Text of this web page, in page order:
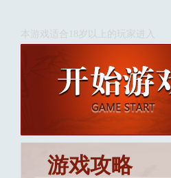
本游戏适合18岁以上的玩家进入
游戏攻略